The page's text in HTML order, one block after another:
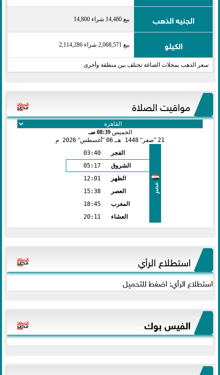
الجنيه الذهب بيع 14,480 شراء 14,800
الكيلو بيع 2,068,571 شراء 2,114,286
سعر الذهب بمحلات الصاغة تختلف بين منطقة وأخرى
مواقيت الصلاة
الخميس08:39 صـ
21 صفر 1448 هـ 06 أغسطس 2026 م
مصر
الفجر
03:40
الشروق
05:17
الظهر
12:01
العصر
15:38
المغرب
18:45
العشاء
20:11
استطلاع الرأي
استطلاع الرأي: اضغط للتحميل
الفيس بوك